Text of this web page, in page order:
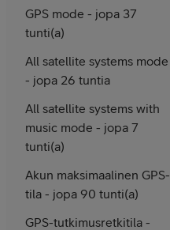
GPS mode - jopa 37
tunti(a)
All satellite systems mode
- jopa 26 tuntia
All satellite systems with
music mode - jopa 7
tunti(a)
Akun maksimaalinen GPS-
tila - jopa 90 tunti(a)
GPS-tutkimusretkitila -